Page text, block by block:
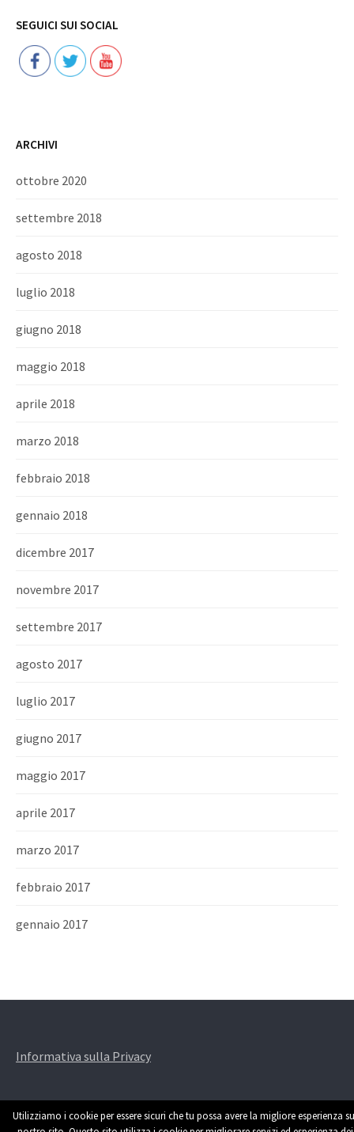
SEGUICI SUI SOCIAL
ARCHIVI
ottobre 2020
settembre 2018
agosto 2018
luglio 2018
giugno 2018
maggio 2018
aprile 2018
marzo 2018
febbraio 2018
gennaio 2018
dicembre 2017
novembre 2017
settembre 2017
agosto 2017
luglio 2017
giugno 2017
maggio 2017
aprile 2017
marzo 2017
febbraio 2017
gennaio 2017
Informativa sulla Privacy
Utilizziamo i cookie per essere sicuri che tu possa avere la migliore esperienza